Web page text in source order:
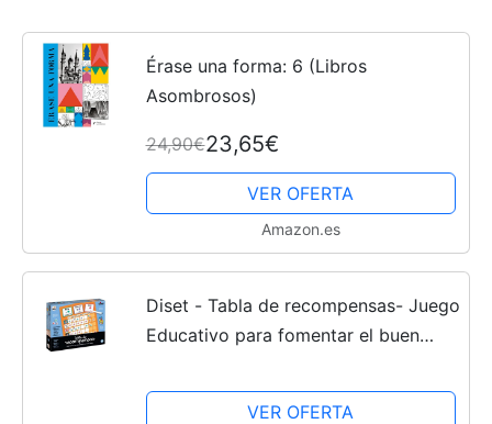
Érase una forma: 6 (Libros
Asombrosos)
24,90€23,65€
VER OFERTA
Amazon.es
Diset - Tabla de recompensas- Juego
Educativo para fomentar el buen
de 3 años
VER OFERTA